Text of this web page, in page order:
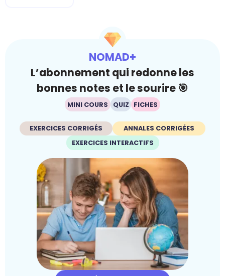
NOMAD+
L’abonnement qui redonne les
bonnes notes et le sourire 🎯
MINI COURS QUIZ FICHES
EXERCICES CORRIGÉS
ANNALES CORRIGÉES
EXERCICES INTERACTIFS